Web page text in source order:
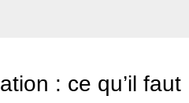
: ce qu’il faut